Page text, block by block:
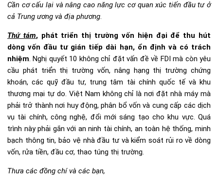
Cần cơ cấu lại và nâng cao năng lực cơ quan xúc tiến đầu tư ở
cả Trung ương và địa phương.
Thứ tám, phát triển thị trường vốn hiện đại để thu hút
dòng vốn đầu tư gián tiếp dài hạn, ổn định và có trách
nhiệm. Nghị quyết 10 không chỉ đặt vấn đề về FDI mà còn yêu
cầu phát triển thị trường vốn, nâng hạng thị trường chứng
khoán, các quỹ đầu tư, trung tâm tài chính quốc tế và khu
thương mại tự do. Việt Nam không chỉ là nơi đặt nhà máy mà
phải trở thành nơi huy động, phân bổ vốn và cung cấp các dịch
vụ tài chính, công nghệ, đổi mới sáng tạo cho khu vực. Quá
trình này phải gắn với an ninh tài chính, an toàn hệ thống, minh
bạch thông tin, bảo vệ nhà đầu tư và kiểm soát rủi ro về dòng
vốn, rửa tiền, đầu cơ, thao túng thị trường.
Thưa các đồng chívà các bạn,